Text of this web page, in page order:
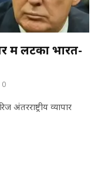
में लटका भारत-
0
व्यापार